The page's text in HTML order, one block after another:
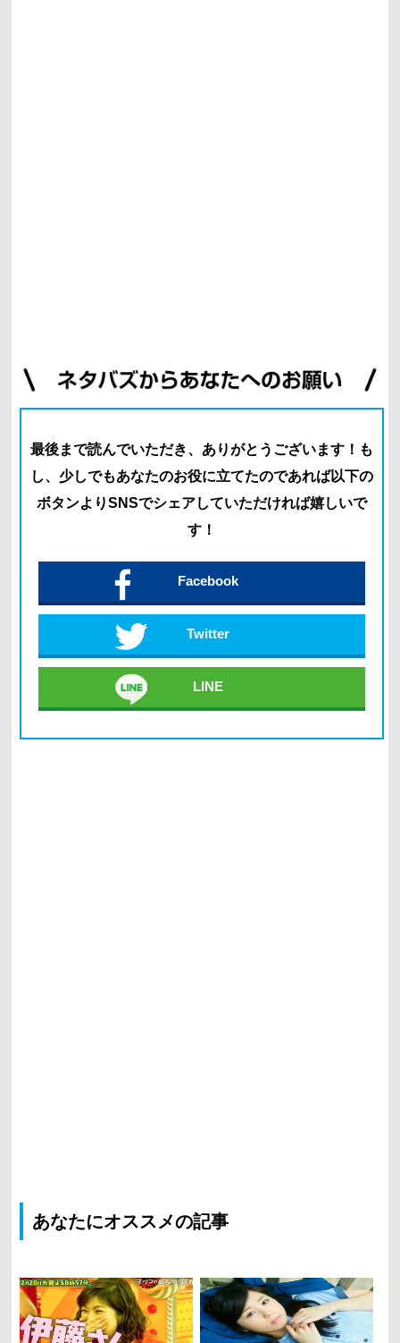
最後まで読んでいただき、ありがとうございます！ も
し、少しでもあなたのお役に立てたのであれば以下の
ボタンよりSNSでシェアしていただければ嬉しいで
す！
Facebook
Twitter
LINE
あなたにオススメの記事